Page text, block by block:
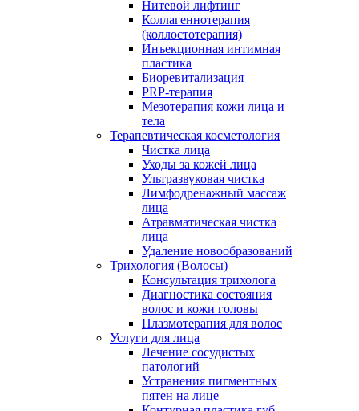
Нитевой лифтинг
Коллагеннотерапия
(коллостотерапия)
Инъекционная интимная
пластика
Биоревитализация
PRP-терапия
Мезотерапия кожи лица и
тела
Терапевтическая косметология
Чистка лица
Уходы за кожей лица
Ультразвуковая чистка
Лимфодренажный массаж
лица
Атравматическая чистка
лица
Удаление новообразований
Трихология (Волосы)
Консультация трихолога
Диагностика состояния
волос и кожи головы
Плазмотерапия для волос
Услуги для лица
Лечение сосудистых
патологий
Устранения пигментных
пятен на лице